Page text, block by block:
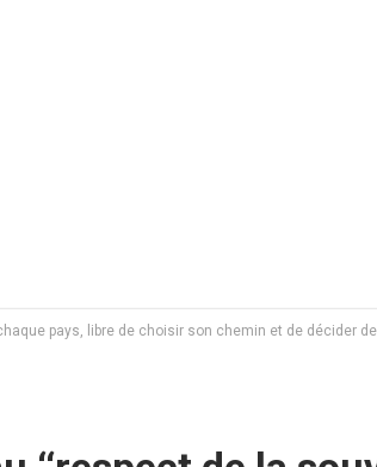
pays, libre de choisir son chemin et de décider